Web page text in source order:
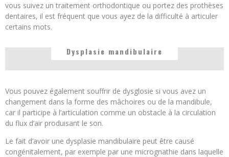
vous suivez un traitement orthodontique ou portez des prothèses
dentaires, il est fréquent que vous ayez de la difficulté à articuler
certains mots.
Dysplasie mandibulaire
Vous pouvez également souffrir de dysglosie si vous avez un
changement dans la forme des mâchoires ou de la mandibule,
car il participe à l’articulation comme un obstacle à la circulation
du flux d’air produisant le son.
Le fait d’avoir une dysplasie mandibulaire peut être causé
congénitalement, par exemple par une micrognathie dans laquelle